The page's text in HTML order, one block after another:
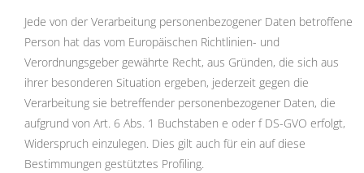
Jede von der Verarbeitung personenbezogener Daten betroffene
Person hat das vom Europäischen Richtlinien- und
Verordnungsgeber gewährte Recht, aus Gründen, die sich aus
ihrer besonderen Situation ergeben, jederzeit gegen die
Verarbeitung sie betreffender personenbezogener Daten, die
aufgrund von Art. 6 Abs. 1 Buchstaben e oder f DS-GVO erfolgt,
Widerspruch einzulegen. Dies gilt auch für ein auf diese
Bestimmungen gestütztes Profiling.